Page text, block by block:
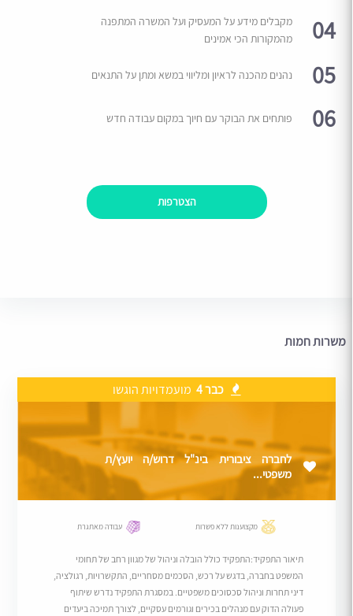
04
מקבלים מידע על המעסיק ועל המשרה המתפנה
מהמקורות הכי אמינים
05 נהנים מהכנה לראיון ומליווי במשא ומתן על התנאים
06 פותחים את הבוקר עם חיוך במקום עבודה חדש
הצטרפות
משרות חמות
כבר 4 מועמדויות הוגשו
לחברה ציבורית בינ"ל דרוש/ה יועץ/ת
משפטי...
מקצוענות ללא פשרות עבודה מאתגרת
תיאור התפקיד:התפקיד כולל הובלה וניהול של מגוון רחב של תחומי
המשפט בחברה, בדגש על רכש, הסכמים מסחריים, התקשרויות, רגולציה,
דיני תחרות וניהול סכסוכים משפטיים. במסגרת התפקיד נדרש שיתוף
פעולה הדוק עם מנהלים בכירים וגורמים עסקיים, לצורך תמיכה ביעדים